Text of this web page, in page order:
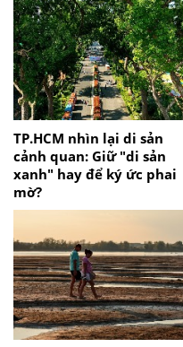
TP.HCM nhìn lại di sản
cảnh quan: Giữ "di sản
xanh" hay để ký ức phai
mờ?